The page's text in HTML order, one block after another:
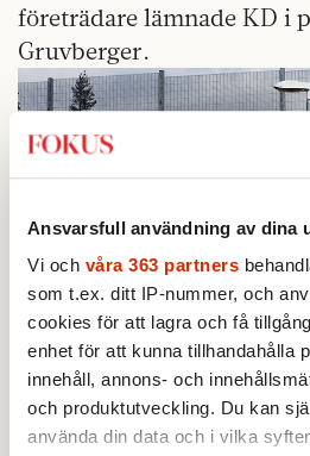
Ansvarsfull användning av dina
Vi och våra 363 partners
som t.ex. ditt IP-nummer, och
cookies för att lagra och få
enhet för att kunna tillhandahålla
innehåll, annons- och
och produktutveckling. Du kan
använda din data och i vilka
företrädare lämnade KD i
Gruvberger.
Förvaret.Här placeras de
fått avvisningsbeslut.
Redan 2012 märktes en